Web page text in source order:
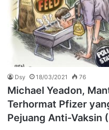
Dsy 18/03/2021 76
Michael Yeadon,
Terhormat Pfizer
Pejuang Anti-Vaksin